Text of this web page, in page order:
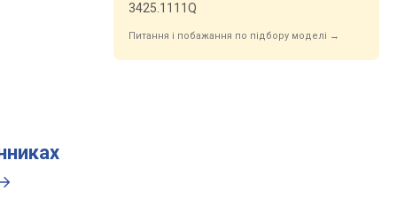
3425.1111Q
Питання і побажання по підбору моделі →